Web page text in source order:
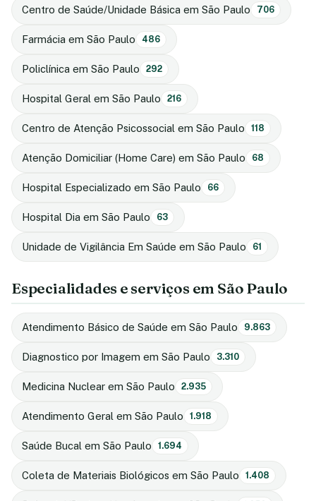
Centro de Saúde/Unidade Básica em São Paulo 706
Farmácia em São Paulo 486
Policlínica em São Paulo 292
Hospital Geral em São Paulo 216
Centro de Atenção Psicossocial em São Paulo 118
Atenção Domiciliar (Home Care) em São Paulo 68
Hospital Especializado em São Paulo 66
Hospital Dia em São Paulo 63
Unidade de Vigilância Em Saúde em São Paulo 61
Especialidades e serviços em São Paulo
Atendimento Básico de Saúde em São Paulo 9.863
Diagnostico por Imagem em São Paulo 3.310
Medicina Nuclear em São Paulo 2.935
Atendimento Geral em São Paulo 1.918
Saúde Bucal em São Paulo 1.694
Coleta de Materiais Biológicos em São Paulo 1.408